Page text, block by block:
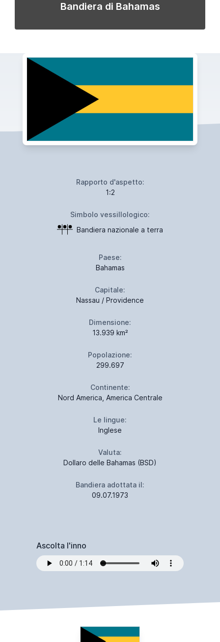
Bandiera di Bahamas
Rapporto d'aspetto:
1:2
Simbolo vessillologico:
Bandiera nazionale a terra
Paese:
Bahamas
Capitale:
Nassau / Providence
Dimensione:
13.939 km²
Popolazione:
299.697
Continente:
Nord America, America Centrale
Le lingue:
Inglese
Valuta:
Dollaro delle Bahamas (BSD)
Bandiera adottata il:
09.07.1973
Ascolta l'inno